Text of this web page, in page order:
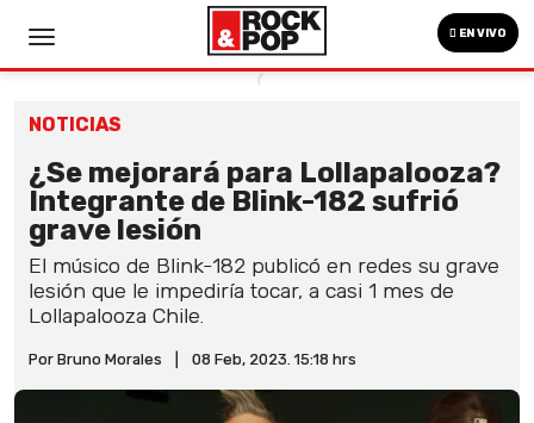
EN VIVO
NOTICIAS
¿Se mejorará para Lollapalooza?
Integrante de Blink-182 sufrió
grave lesión
El músico de Blink-182 publicó en redes su grave
lesión que le impediría tocar, a casi 1 mes de
Lollapalooza Chile.
Por Bruno Morales 08 Feb, 2023. 15:18 hrs